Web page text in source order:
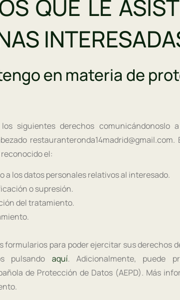
QUE LE
en materia de
siguientes derechos comunicándonoslo
restauranteronda14madrid@gmail.com.
el:
a los datos personales relativos al interesado.
o supresión.
del tratamiento.
formularios para poder ejercitar sus derechos
pulsando aquí. Adicionalmente, puede
de Protección de Datos (AEPD). Más